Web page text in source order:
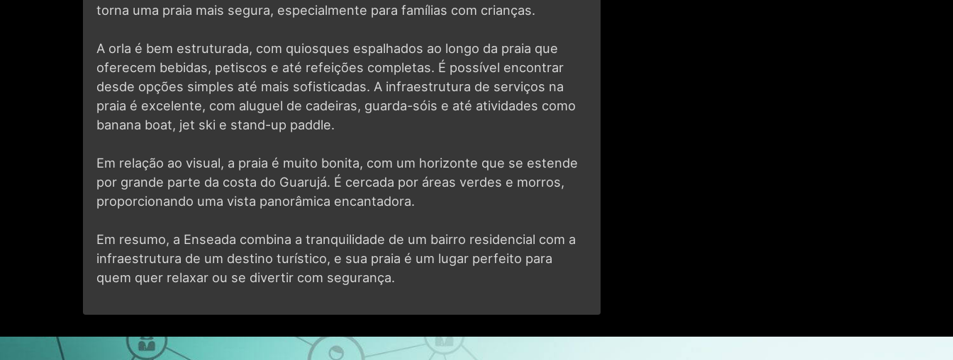
torna uma praia mais segura, especialmente para famílias com crianças.
A orla é bem estruturada, com quiosques espalhados ao longo da praia que
oferecem bebidas, petiscos e até refeições completas. É possível encontrar
desde opções simples até mais sofisticadas. A infraestrutura de serviços na
praia é excelente, com aluguel de cadeiras, guarda-sóis e até atividades como
banana boat, jet ski e stand-up paddle.
Em relação ao visual, a praia é muito bonita, com um horizonte que se estende
por grande parte da costa do Guarujá. É cercada por áreas verdes e morros,
proporcionando uma vista panorâmica encantadora.
Em resumo, a Enseada combina a tranquilidade de um bairro residencial com a
infraestrutura de um destino turístico, e sua praia é um lugar perfeito para
quem quer relaxar ou se divertir com segurança.